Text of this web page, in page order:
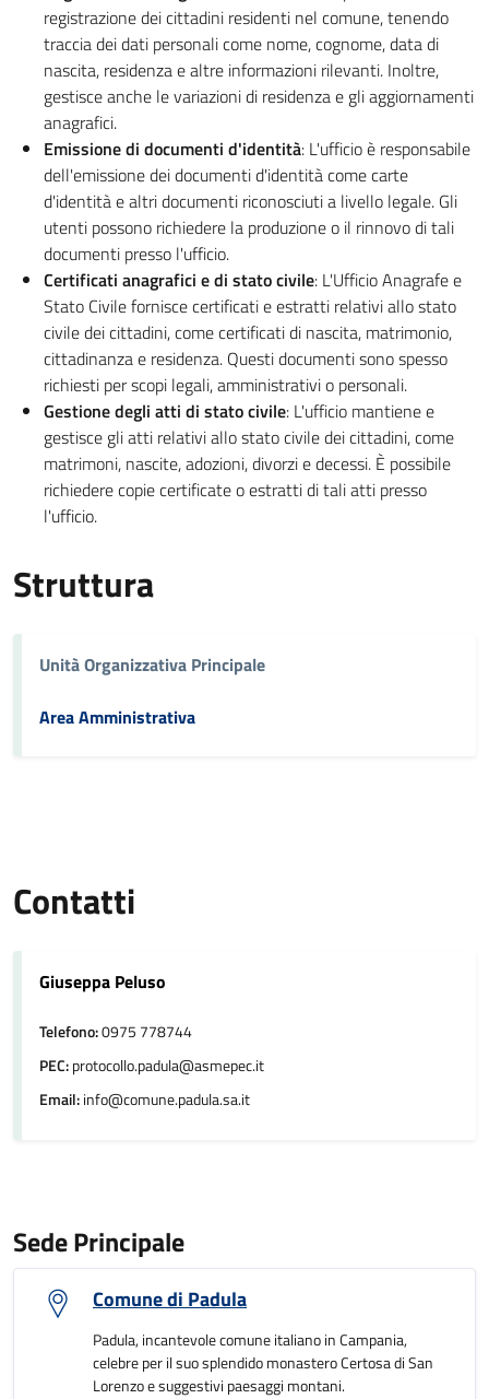
registrazione dei cittadini residenti nel comune, tenendo
traccia dei dati personali come nome, cognome, data di
nascita, residenza e altre informazioni rilevanti. Inoltre,
gestisce anche le variazioni di residenza e gli aggiornamenti
anagrafici.
Emissione di documenti d'identità: L'ufficio è responsabile
dell'emissione dei documenti d'identità come carte
d'identità e altri documenti riconosciuti a livello legale. Gli
utenti possono richiedere la produzione o il rinnovo di tali
documenti presso l'ufficio.
Certificati anagrafici e di stato civile: L'Ufficio Anagrafe e
Stato Civile fornisce certificati e estratti relativi allo stato
civile dei cittadini, come certificati di nascita, matrimonio,
cittadinanza e residenza. Questi documenti sono spesso
richiesti per scopi legali, amministrativi o personali.
Gestione degli atti di stato civile: L'ufficio mantiene e
gestisce gli atti relativi allo stato civile dei cittadini, come
matrimoni, nascite, adozioni, divorzi e decessi. È possibile
richiedere copie certificate o estratti di tali atti presso
l'ufficio.
Struttura
Unità Organizzativa Principale
Area Amministrativa
Contatti
Giuseppa Peluso
Telefono:0975 778744
PEC:protocollo.padula@asmepec.it
Email:info@comune.padula.sa.it
Sede Principale
Comune di Padula
Padula, incantevole comune italiano in Campania,
celebre per il suo splendido monastero Certosa di San
Lorenzo e suggestivi paesaggi montani.